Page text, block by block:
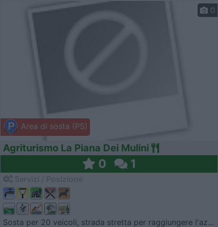
Area di sosta (PS)
0
Agriturismo La Piana Dei Mulini
0 1
Sosta per 20 veicoli, strada stretta per raggiungere l'az...